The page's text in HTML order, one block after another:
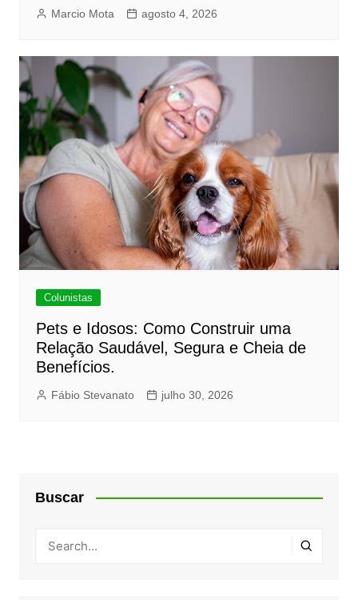
Marcio Mota agosto 4, 2026
Colunistas
Pets e Idosos: Como Construir uma
Relação Saudável, Segura e Cheia de
Benefícios.
Fábio Stevanato julho 30, 2026
Buscar